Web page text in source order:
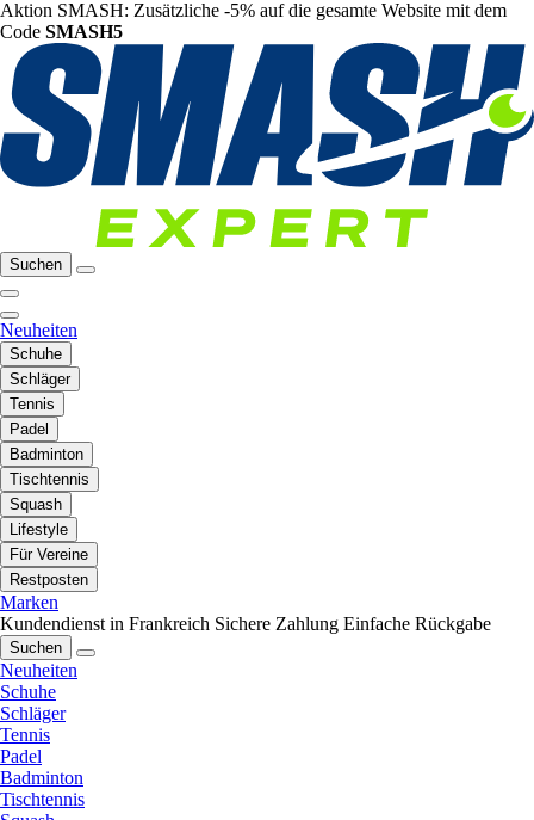
Aktion SMASH: Zusätzliche -5% auf die gesamte Website mit dem
Code SMASH5
Suchen
Neuheiten
Schuhe
Schläger
Tennis
Padel
Badminton
Tischtennis
Squash
Lifestyle
Für Vereine
Restposten
Marken
Kundendienst in Frankreich Sichere Zahlung Einfache Rückgabe
Suchen
Neuheiten
Schuhe
Schläger
Tennis
Padel
Badminton
Tischtennis